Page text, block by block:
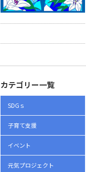
カテゴリー一覧
SDGｓ
子育て支援
イベント
元気プロジェクト